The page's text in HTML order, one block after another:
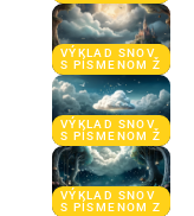
VÝKLAD SNOV
S PÍSMENOM Ž
VÝKLAD SNOV
S PÍSMENOM Ž
VÝKLAD SNOV
S PÍSMENOM Z